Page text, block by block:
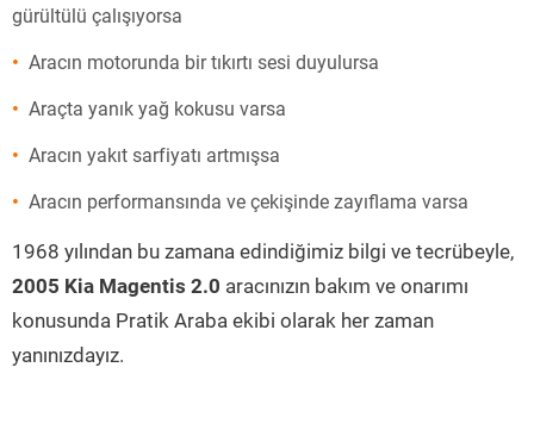
gürültülü çalışıyorsa
Aracın motorunda bir tıkırtı sesi duyulursa
Araçta yanık yağ kokusu varsa
Aracın yakıt sarfiyatı artmışsa
Aracın performansında ve çekişinde zayıflama varsa
1968 yılından bu zamana edindiğimiz bilgi ve tecrübeyle,
2005 Kia Magentis 2.0 aracınızın bakım ve onarımı
konusunda Pratik Araba ekibi olarak her zaman
yanınızdayız.